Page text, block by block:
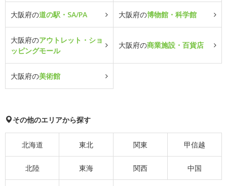
大阪府の道の駅・SA/PA 大阪府の博物館・科学館
大阪府のアウトレット・ショ
ッピングモール
大阪府の商業施設・百貨店
大阪府の美術館
その他のエリアから探す
北海道 東北 関東 甲信越
北陸 東海 関西 中国